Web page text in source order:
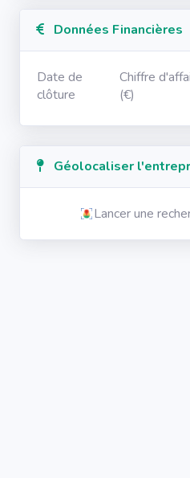
Données Financières
Date de
clôture
Chiffre
(€)
Géolocaliser
Lancer une